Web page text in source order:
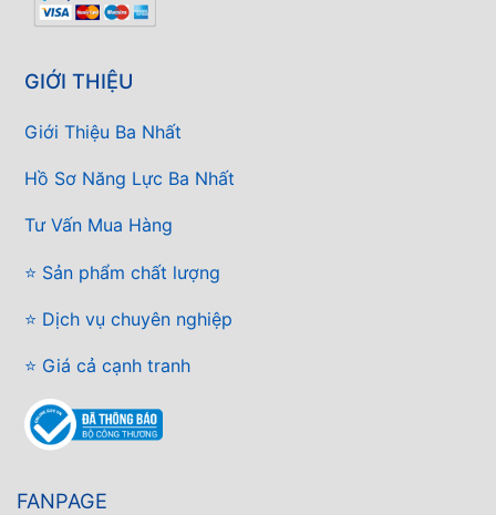
GIỚI THIỆU
Giới Thiệu Ba Nhất
Hồ Sơ Năng Lực Ba Nhất
Tư Vấn Mua Hàng
⭐ Sản phẩm chất lượng
⭐ Dịch vụ chuyên nghiệp
⭐ Giá cả cạnh tranh
FANPAGE